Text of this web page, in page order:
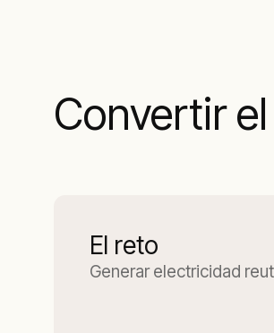
Convertir
El reto
Generar electricidad